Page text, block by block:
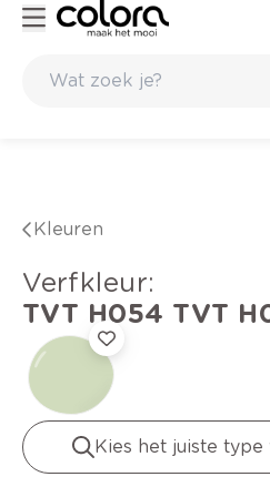
Kleuren
verfkleur:
TVT H054 TVT
Kies het juiste